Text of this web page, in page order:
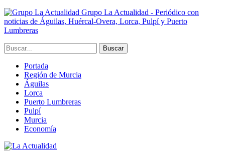
Grupo La Actualidad - Periódico con
noticias de Águilas, Huércal-Overa, Lorca, Pulpí y Puerto
Lumbreras
Portada
Región de Murcia
Águilas
Lorca
Puerto Lumbreras
Pulpí
Murcia
Economía